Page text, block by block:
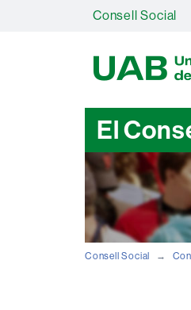
Consell Social
El
Consell Social